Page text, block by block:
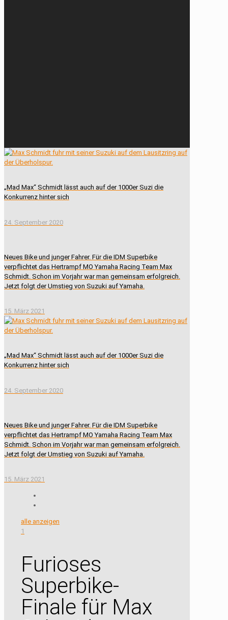
„Mad Max“ Schmidt lässt auch auf der 1000er Suzi die
Konkurrenz hinter sich
24. September 2020
Neues Bike und junger Fahrer. Für die IDM Superbike
verpflichtet das Hertrampf MO Yamaha Racing Team Max
Schmidt. Schon im Vorjahr war man gemeinsam erfolgreich.
Jetzt folgt der Umstieg von Suzuki auf Yamaha.
15. März 2021
„Mad Max“ Schmidt lässt auch auf der 1000er Suzi die
Konkurrenz hinter sich
24. September 2020
Neues Bike und junger Fahrer. Für die IDM Superbike
verpflichtet das Hertrampf MO Yamaha Racing Team Max
Schmidt. Schon im Vorjahr war man gemeinsam erfolgreich.
Jetzt folgt der Umstieg von Suzuki auf Yamaha.
15. März 2021
alle anzeigen
1
Furioses
Superbike-
Finale für Max